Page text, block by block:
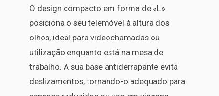
O design compacto em forma de «L»
posiciona o seu telemóvel à altura dos
olhos, ideal para videochamadas ou
utilização enquanto está na mesa de
trabalho. A sua base antiderrapante evita
deslizamentos, tornando-o adequado para